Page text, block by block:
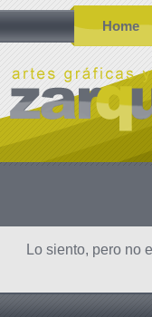
Home
Lo siento, pero no